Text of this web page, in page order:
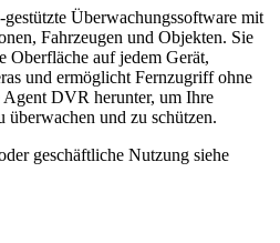
Überwachungssoftware mit
Fahrzeugen und Objekten. Sie
Oberfläche auf jedem Gerät,
und ermöglicht Fernzugriff ohne
DVR herunter, um Ihre
und zu schützen.
geschäftliche Nutzung siehe